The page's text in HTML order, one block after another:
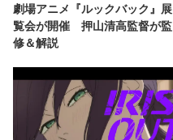
劇場アニメ『ルックバック』展
覧会が開催 押山清高監督が監
修＆解説